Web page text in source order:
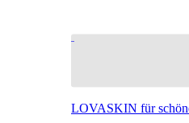
LOVASKIN für